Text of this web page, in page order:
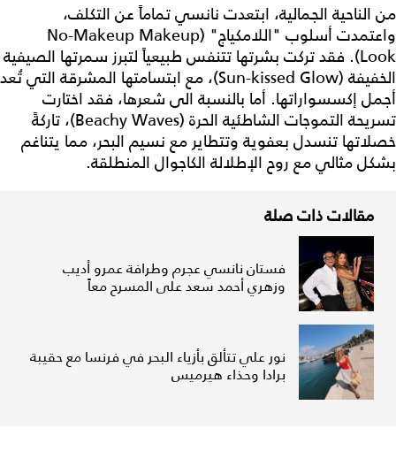
من الناحية الجمالية، ابتعدت نانسي تماماً عن التكلف،
واعتمدت أسلوب "اللامكياج" (No-Makeup Makeup
Look). فقد تركت بشرتها تتنفس طبيعياً لتبرز سمرتها الصيفية
الخفيفة (Sun-kissed Glow)، مع ابتسامتها المشرقة التي تُعد
أجمل إكسسواراتها. أما بالنسبة الى شعرها، فقد اختارت
تسريحة التموجات الشاطئية الحرة (Beachy Waves)، تاركةً
خصلاتها تنسدل بعفوية وتتطاير مع نسيم البحر، مما يتناغم
بشكل مثالي مع روح الإطلالة الكاجوال المنطلقة.
مقالات ذات صلة
فستان نانسي عجرم وطرافة عمرو أديب
وزهري أحمد سعد على المسرح معاً
نور علي تتألق بأزياء البحر في فرنسا مع حقيبة
برادا وحذاء هيرميس